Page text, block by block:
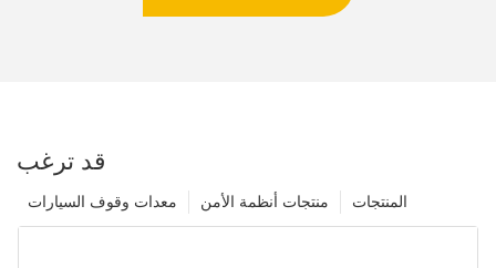
قد ترغب
المنتجات منتجات أنظمة الأمن معدات وقوف السيارات